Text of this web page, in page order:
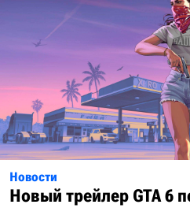
Новости
Новый трейлер GTA 6